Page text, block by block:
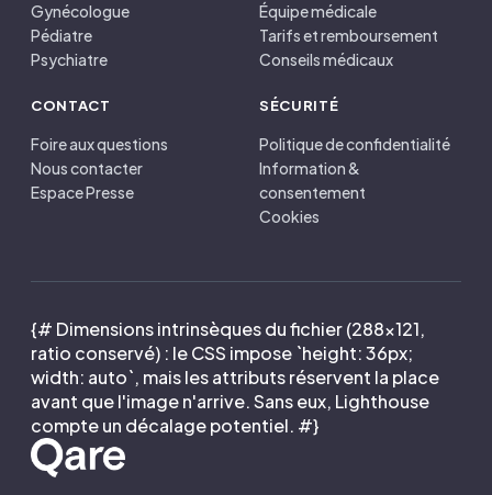
Gynécologue
Pédiatre
Psychiatre
Équipe médicale
Tarifs et remboursement
Conseils médicaux
CONTACT
Foire aux questions
Nous contacter
Espace Presse
SÉCURITÉ
Politique de confidentialité
Information &
consentement
Cookies
{# Dimensions intrinsèques du fichier (288×121,
ratio conservé) : le CSS impose `height: 36px;
width: auto`, mais les attributs réservent la place
avant que l'image n'arrive. Sans eux, Lighthouse
compte un décalage potentiel. #}